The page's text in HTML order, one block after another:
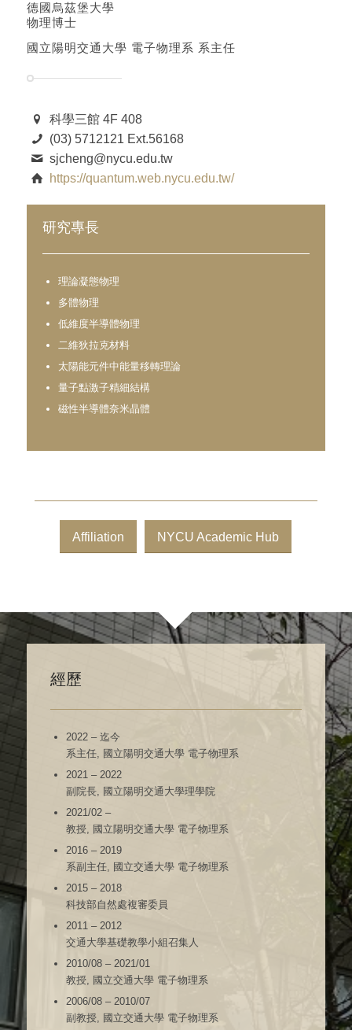
德國烏茲堡大學
物理博士
國立陽明交通大學 電子物理系 系主任
科學三館 4F 408
(03) 5712121 Ext.56168
sjcheng@nycu.edu.tw
https://quantum.web.nycu.edu.tw/
研究專長
理論凝態物理
多體物理
低維度半導體物理
二維狄拉克材料
太陽能元件中能量移轉理論
量子點激子精細結構
磁性半導體奈米晶體
Affiliation NYCU Academic Hub
經歷
2022 – 迄今
系主任, 國立陽明交通大學 電子物理系
2021 – 2022
副院長, 國立陽明交通大學理學院
2021/02 –
教授, 國立陽明交通大學 電子物理系
2016 – 2019
系副主任, 國立交通大學 電子物理系
2015 – 2018
科技部自然處複審委員
2011 – 2012
交通大學基礎教學小組召集人
2010/08 – 2021/01
教授, 國立交通大學 電子物理系
2006/08 – 2010/07
副教授, 國立交通大學 電子物理系